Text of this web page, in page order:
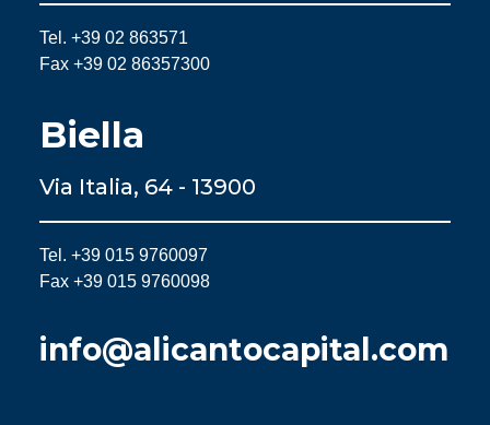
Tel. +39 02 863571
Fax +39 02 86357300
Biella
Via Italia, 64 - 13900
Tel. +39 015 9760097
Fax +39 015 9760098
info@alicantocapital.com